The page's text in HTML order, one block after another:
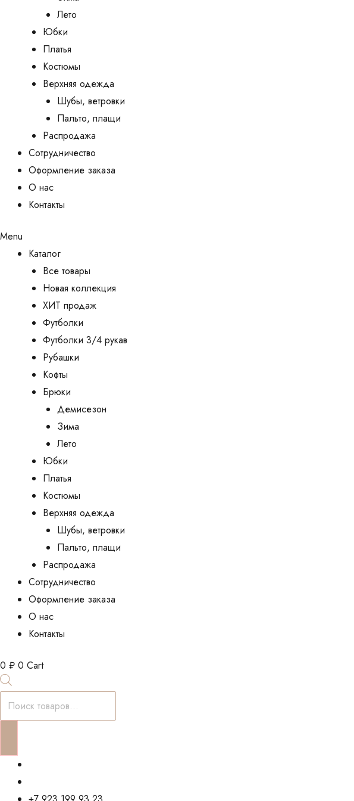
Лето
Юбки
Платья
Костюмы
Верхняя одежда
Шубы, ветровки
Пальто, плащи
Распродажа
Сотрудничество
Оформление заказа
О нас
Контакты
Menu
Каталог
Все товары
Новая коллекция
ХИТ продаж
Футболки
Футболки 3/4 рукав
Рубашки
Кофты
Брюки
Демисезон
Зима
Лето
Юбки
Платья
Костюмы
Верхняя одежда
Шубы, ветровки
Пальто, плащи
Распродажа
Сотрудничество
Оформление заказа
О нас
Контакты
0 ₽ 0 Cart
Поиск
товаров